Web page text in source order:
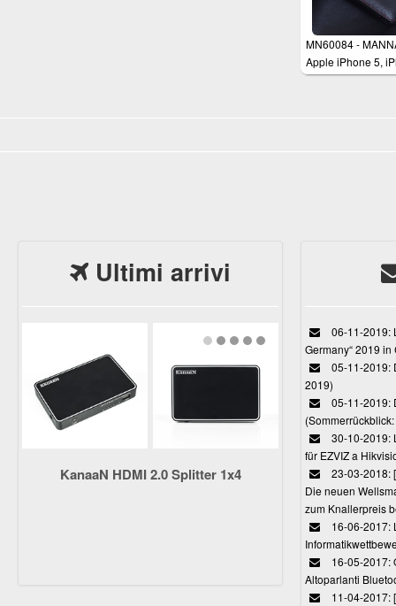
MN60084 -
Apple iPhone 5,
5s Schutzhülle
Ultimi arrivi
KanaaN HDMI 2.0 Splitter 1x4
06-11-2019:
Germany“ 2019
05-11-2019:
2019)
05-11-2019:
30-10-2019:
für EZVIZ a
23-03-2018:
Die neuen
zum Knallerpreis
16-06-2017:
16-05-2017:
Altoparlanti
11-04-2017: